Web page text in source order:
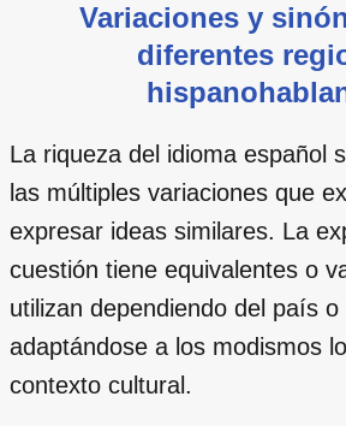
Variaciones y
diferentes
La riqueza del idioma español
las múltiples variaciones que
expresar ideas similares. La
cuestión tiene equivalentes o
utilizan dependiendo del país o
adaptándose a los modismos
contexto cultural.